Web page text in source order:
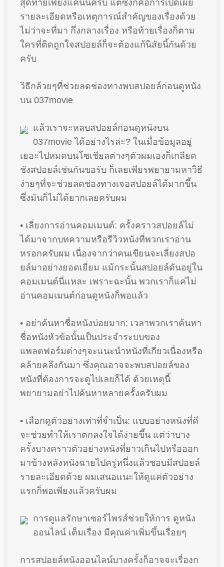
สุดท้ายเพียงแค่นั้นครับ แต่ซึ่งก็คือการเปิดเผย
รายละเอียดหรือเหตุการณ์สำคัญของเรื่องด้วย
ไม่ว่าจะที่มา กึ่งกลางเรื่อง หรือท้ายเรื่องก็ตาม
ใครที่ติดถูกใจสปอยล์ก็จะต้องแก้นิสัยนี้กันด้วย
ครับ
วิธีกล้วยๆที่ช่วยลดช่องทางพบสปอยล์ก่อนดูหนัง
บน 037movie
แล้วเราจะหลบสปอยล์ก่อนดูหนังบน
037movie ได้อย่างไรล่ะ? ในเมื่อข้อมูลอยู่
เยอะไปหมดบนโซเชียลต่างๆตัวผมเองก็เกลียด
ชังสปอยล์เช่นกันขอรับ ก็เลยเพียรพยายามหาวิธี
ง่ายๆที่จะช่วยลดช่องทางเจอสปอยล์ได้มากขึ้น
ซึ่งมันก็ไม่ได้ยากเลยครับผม
• เลี่ยงการอ่านคอมเมนต์: ครั้งคราวสปอยล์ไม่
ได้มาจากบทความหรือรีวิวหนังที่พวกเราอ่าน
หรอกครับผม เนื่องจากว่าคนเขียนจะเลี่ยงสปอ
ยล์มาอย่างยอดเยี่ยม แม้กระนั้นสปอยล์ดันอยู่ใน
คอมเมนต์นี่แหละ เพราะฉะนั้น พวกเราก็แค่ไม่
อ่านคอมเมนต์ก่อนดูหนังก็พอแล้ว
• อย่าค้นหาชื่อหนังบ่อยมาก: เวลาพวกเราค้นหา
ชื่อหนังหัวข้อนั้นเป็นประจำระบบของ
แพลตฟอร์มต่างๆจะแนะนำหนังที่เกี่ยวเนื่องหรือ
คล้ายคลึงกันมา ซึ่งคุณอาจจะพบสปอยล์ของ
หนังที่ต้องการจะดูไปเลยก็ได้ ด้วยเหตุนี้
พยายามอย่าไปค้นหาหลายครั้งครับผม
• เลือกดูตัวอย่างเท่าที่จำเป็น: แบบอย่างหนังที่ดี
จะช่วยทำให้เราตกลงใจได้ง่ายขึ้น แต่ว่าบาง
ครั้งบางคราวตัวอย่างหนังที่ยาวเกินไปหรือออก
มาข้างหลังหนังฉายไปครู่หนึ่งแล้วชอบมีสปอยล์
รายละเอียดด้วย ผมเสนอแนะให้ดูแค่ตัวอย่าง
แรกก็พอเพียงแล้วครับผม
การดูแลรักษาเซอร์ไพรส์ช่วยให้การ ดูหนัง
ออนไลน์ เต็มเรื่อง มีคุณค่าเพิ่มขึ้นเรื่อยๆ
การสปอยล์หนังออนไลน์บางครั้งก็อาจจะเรื่องก